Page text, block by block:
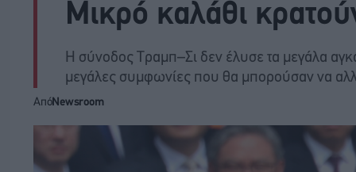
Μικρό καλάθι
Η σύνοδος Τραμπ–Σι δεν έλυσε τα μεγάλα
μεγάλες συμφωνίες που θα μπορούσαν να
ΑπόNewsroom